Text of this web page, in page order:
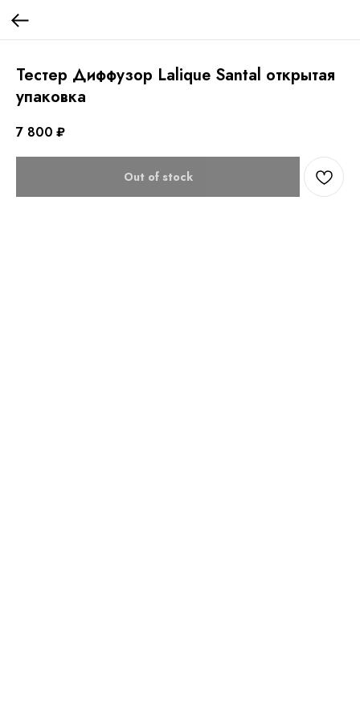
Тестер Диффузор Lalique Santal открытая
упаковка
7 800 ₽
Out of stock